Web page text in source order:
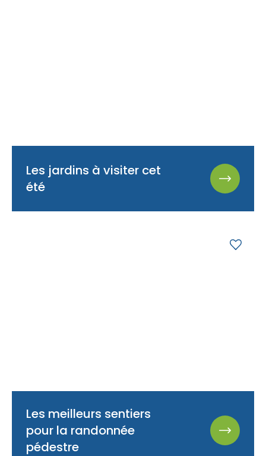
Les jardins à visiter cet
été
Les meilleurs sentiers
pour la randonnée
pédestre